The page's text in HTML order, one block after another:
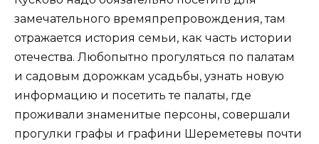
замечательного времяпрепровождения, там
отражается история семьи, как часть истории
отечества. Любопытно прогуляться по палатам
и садовым дорожкам усадьбы, узнать новую
информацию и посетить те палаты, где
проживали знаменитые персоны, совершали
прогулки графы и графини Шереметевы почти